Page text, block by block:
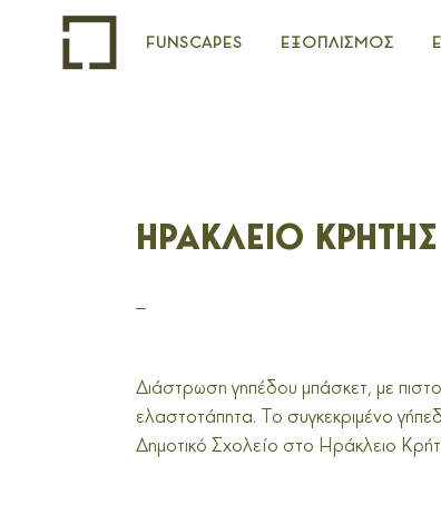
FUNSCAPES ΕΞΟΠΛΙΣΜΟΣ
ΗΡΑΚΛΕΙΟ ΚΡΗΤΗΣ
Διάστρωση γηπέδου μπάσκετ, με
ελαστοτάπητα. Το συγκεκριμένο
Δημοτικό Σχολείο στο Ηράκλειο